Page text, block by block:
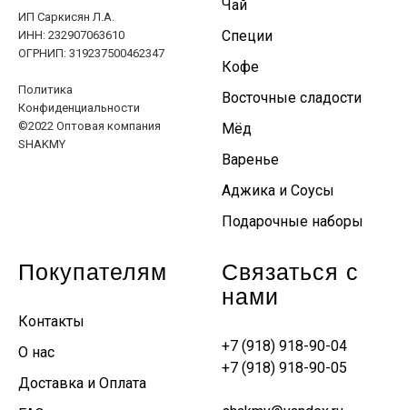
ИП Саркисян Л.А.
ИНН: 232907063610
ОГРНИП: 319237500462347
Политика
Конфиденциальности
©2022 Оптовая компания
SHAKMY
Чай
Специи
Кофе
Восточные сладости
Мёд
Варенье
Аджика и Соусы
Подарочные наборы
Покупателям
Контакты
О нас
Доставка и Оплата
Связаться с
нами
+7 (918) 918-90-04
+7 (918) 918-90-05